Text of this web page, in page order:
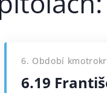
6. Období
6.19